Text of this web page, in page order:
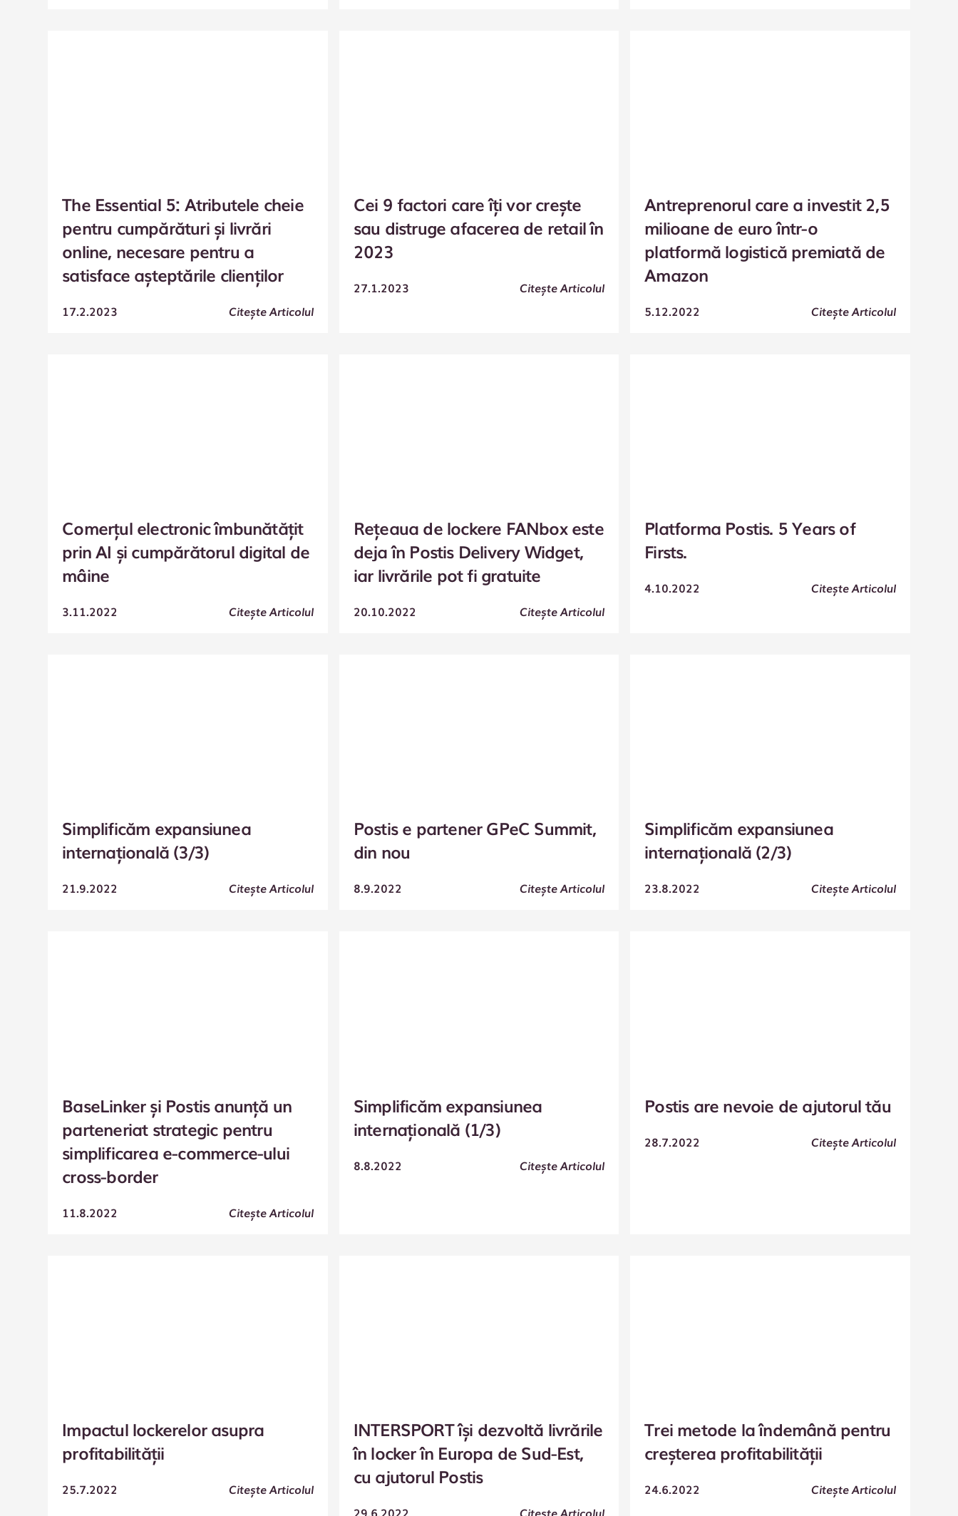
The Essential 5: Atributele cheie
pentru cumpărături și livrări
online, necesare pentru a
satisface așteptările clienților
17.2.2023 Citește Articolul
Cei 9 factori care îți vor crește
sau distruge afacerea de retail în
2023
27.1.2023 Citește Articolul
Antreprenorul care a investit 2,5
milioane de euro într-o
platformă logistică premiată de
Amazon
5.12.2022 Citește Articolul
Comerțul electronic îmbunătățit
prin AI și cumpărătorul digital de
mâine
3.11.2022 Citește Articolul
Rețeaua de lockere FANbox este
deja în Postis Delivery Widget,
iar livrările pot fi gratuite
20.10.2022 Citește Articolul
Platforma Postis. 5 Years of
Firsts.
4.10.2022 Citește Articolul
Simplificăm expansiunea
internațională (3/3)
21.9.2022 Citește Articolul
Postis e partener GPeC Summit,
din nou
8.9.2022 Citește Articolul
Simplificăm expansiunea
internațională (2/3)
23.8.2022 Citește Articolul
BaseLinker și Postis anunță un
parteneriat strategic pentru
simplificarea e-commerce-ului
cross-border
11.8.2022 Citește Articolul
Simplificăm expansiunea
internațională (1/3)
8.8.2022 Citește Articolul
Postis are nevoie de ajutorul tău
28.7.2022 Citește Articolul
Impactul lockerelor asupra
profitabilității
25.7.2022 Citește Articolul
INTERSPORT își dezvoltă livrările
în locker în Europa de Sud-Est,
cu ajutorul Postis
29.6.2022 Citește Articolul
Trei metode la îndemână pentru
creșterea profitabilității
24.6.2022 Citește Articolul